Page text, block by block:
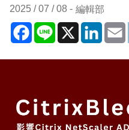
2025 / 07 / 08 編輯部
Facebook
Line X